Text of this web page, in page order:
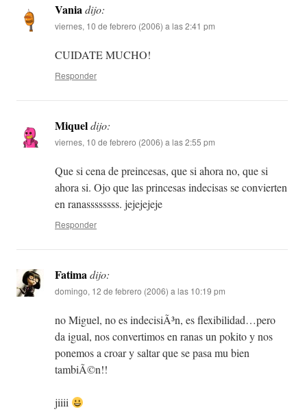
Vaniadijo:
viernes, 10 de febrero (2006) a las 2:41 pm
CUIDATE MUCHO!
Responder
Miqueldijo:
viernes, 10 de febrero (2006) a las 2:55 pm
Que si cena de preincesas, que si ahora no, que si
ahora si. Ojo que las princesas indecisas se convierten
en ranassssssss. jejejejeje
Responder
Fatimadijo:
domingo, 12 de febrero (2006) a las 10:19 pm
no Miguel, no es indecisiÃ³n, es flexibilidad…pero
da igual, nos convertimos en ranas un pokito y nos
ponemos a croar y saltar que se pasa mu bien
tambiÃ©n!!
jiiii